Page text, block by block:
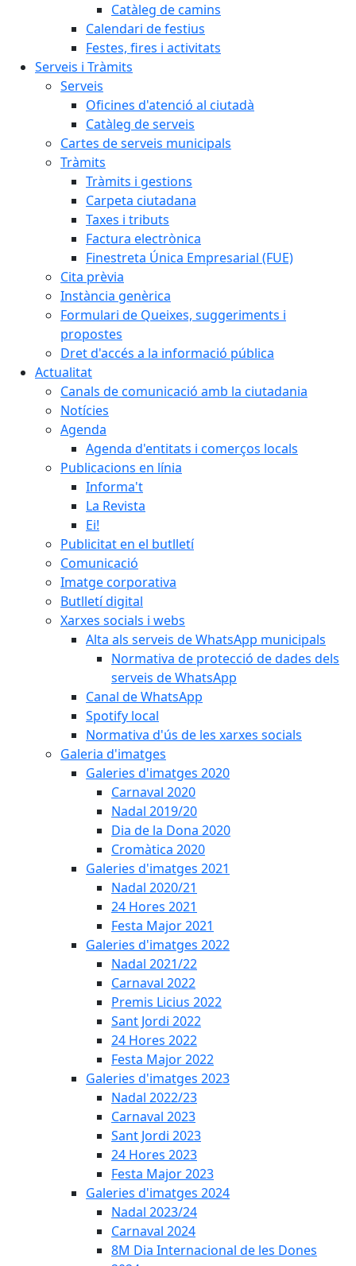
Catàleg de camins
Calendari de festius
Festes, fires i activitats
Serveis i Tràmits
Serveis
Oficines d'atenció al ciutadà
Catàleg de serveis
Cartes de serveis municipals
Tràmits
Tràmits i gestions
Carpeta ciutadana
Taxes i tributs
Factura electrònica
Finestreta Única Empresarial (FUE)
Cita prèvia
Instància genèrica
Formulari de Queixes, suggeriments i
propostes
Dret d'accés a la informació pública
Actualitat
Canals de comunicació amb la ciutadania
Notícies
Agenda
Agenda d'entitats i comerços locals
Publicacions en línia
Informa't
La Revista
Ei!
Publicitat en el butlletí
Comunicació
Imatge corporativa
Butlletí digital
Xarxes socials i webs
Alta als serveis de WhatsApp municipals
Normativa de protecció de dades dels
serveis de WhatsApp
Canal de WhatsApp
Spotify local
Normativa d'ús de les xarxes socials
Galeria d'imatges
Galeries d'imatges 2020
Carnaval 2020
Nadal 2019/20
Dia de la Dona 2020
Cromàtica 2020
Galeries d'imatges 2021
Nadal 2020/21
24 Hores 2021
Festa Major 2021
Galeries d'imatges 2022
Nadal 2021/22
Carnaval 2022
Premis Licius 2022
Sant Jordi 2022
24 Hores 2022
Festa Major 2022
Galeries d'imatges 2023
Nadal 2022/23
Carnaval 2023
Sant Jordi 2023
24 Hores 2023
Festa Major 2023
Galeries d'imatges 2024
Nadal 2023/24
Carnaval 2024
8M Dia Internacional de les Dones